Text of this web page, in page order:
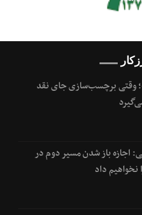
وقتی برچسب‌سازی جای نقد
اجازه باز شدن مسیر دوم در
نخواهیم داد